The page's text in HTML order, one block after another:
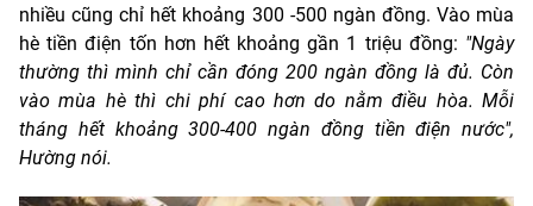
nhiều cũng chỉ hết khoảng 300 -500 ngàn đồng. Vào mùa
hè tiền điện tốn hơn hết khoảng gần 1 triệu đồng: "Ngày
thường thì mình chỉ cần đóng 200 ngàn đồng là đủ. Còn
vào mùa hè thì chi phí cao hơn do nằm điều hòa. Mỗi
tháng hết khoảng 300-400 ngàn đồng tiền điện nước",
Hường nói.